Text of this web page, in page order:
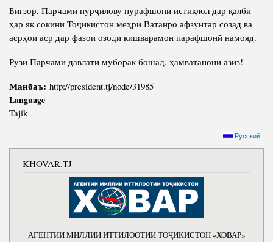
Бигзор, Парчами пурҷилову нурафшони истиқлол дар қалби
ҳар як сокини Тоҷикистон меҳри Ватанро афзунтар созад ва
асрҳои аср дар фазои озоди кишварамон парафшонӣ намояд.
Рӯзи Парчами давлатӣ муборак бошад, ҳамватанони азиз!
Манбаъ: http://president.tj/node/31985
Language
Tajik
Русский
KHOVAR.TJ
АГЕНТИИ МИЛЛИИ ИТТИЛООТИИ ТОҶИКИСТОН «ХОВАР»